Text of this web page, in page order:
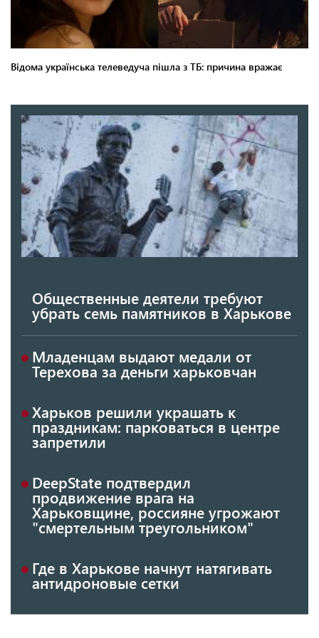
Общественные деятели требуют
убрать семь памятников в Харькове
Младенцам выдают медали от
Терехова за деньги харьковчан
Харьков решили украшать к
праздникам: парковаться в центре
запретили
DeepState подтвердил
продвижение врага на
Харьковщине, россияне угрожают
"смертельным треугольником"
Где в Харькове начнут натягивать
антидроновые сетки